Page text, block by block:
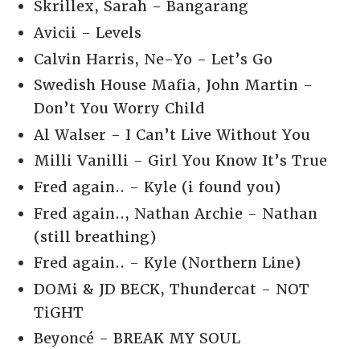
Skrillex, Sarah - Bangarang
Avicii - Levels
Calvin Harris, Ne-Yo - Let’s Go
Swedish House Mafia, John Martin -
Don’t You Worry Child
Al Walser - I Can’t Live Without You
Milli Vanilli - Girl You Know It’s True
Fred again.. - Kyle (i found you)
Fred again.., Nathan Archie - Nathan
(still breathing)
Fred again.. - Kyle (Northern Line)
DOMi & JD BECK, Thundercat - NOT
TiGHT
Beyoncé - BREAK MY SOUL